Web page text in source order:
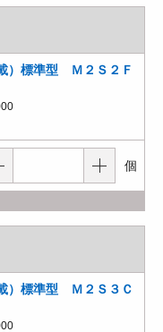
）標準型 Ｍ２Ｓ２Ｆ
個
）標準型 Ｍ２Ｓ３Ｃ